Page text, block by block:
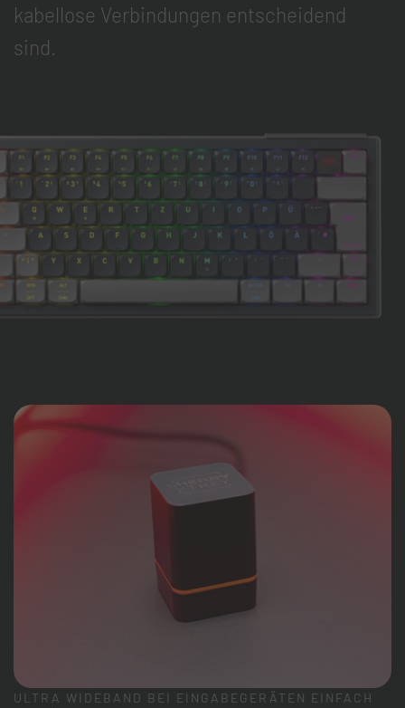
kabellose Verbindungen entscheidend
sind.
ULTRA WIDEBAND BEI EINGABEGERÄTEN EINFACH